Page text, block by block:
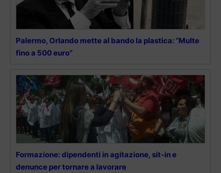
Palermo, Orlando mette al bando la plastica: “Multe
fino a 500 euro”
Formazione: dipendenti in agitazione, sit-in e
denunce per tornare a lavorare